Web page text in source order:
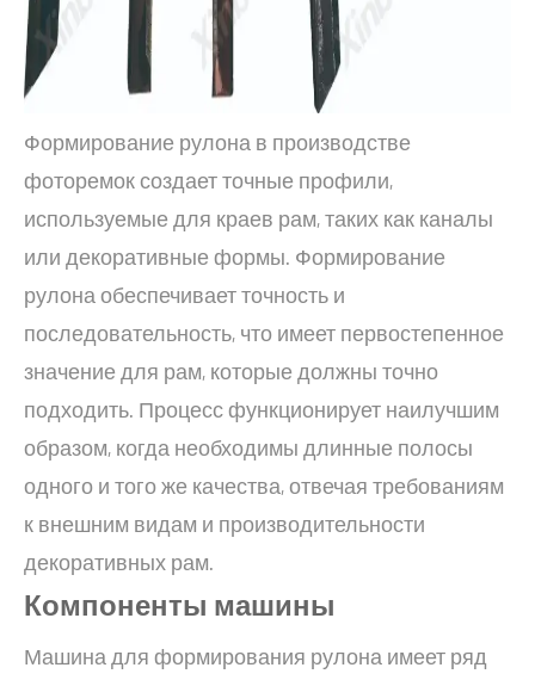
Формирование рулона в производстве
фоторемок создает точные профили,
используемые для краев рам, таких как каналы
или декоративные формы. Формирование
рулона обеспечивает точность и
последовательность, что имеет первостепенное
значение для рам, которые должны точно
подходить. Процесс функционирует наилучшим
образом, когда необходимы длинные полосы
одного и того же качества, отвечая требованиям
к внешним видам и производительности
декоративных рам.
Компоненты машины
Машина для формирования рулона имеет ряд